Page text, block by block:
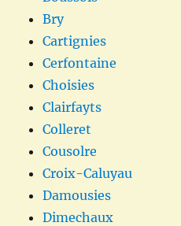
Bry
Cartignies
Cerfontaine
Choisies
Clairfayts
Colleret
Cousolre
Croix-Caluyau
Damousies
Dimechaux